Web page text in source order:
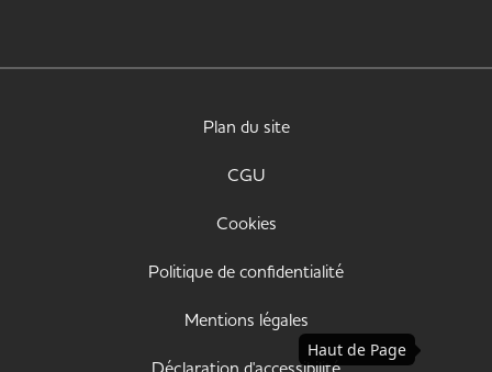
Plan du site
CGU
Cookies
Politique de confidentialité
Mentions légales
Haut de Page